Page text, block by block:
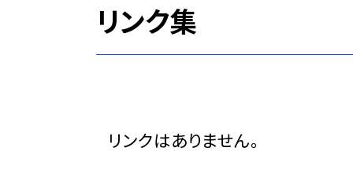
リンク集
リンクはありません。